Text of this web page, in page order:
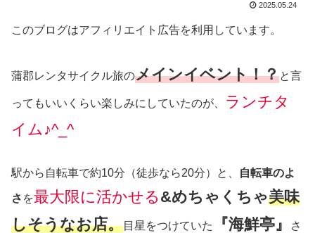
2025.05.24
このブログはアフィリエイト広告を利用しています。
蒲郡レンタサイクル旅のメインイベント！？と言
ってもいいくらい楽しみにしていたのが、
ランチタ
イム♪^_^
駅から自転車で約10分（徒歩なら20分）と、 自転車のよ
さ を最大限に活かせる &めちゃくちゃ美味
しそうなお店。目星をつけていた 『海鮮亭』
さ